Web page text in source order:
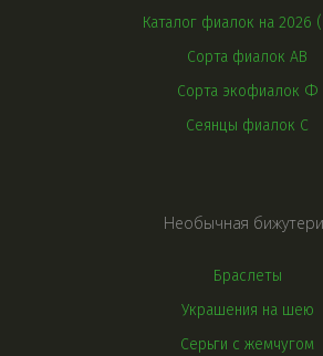
Каталог фиалок на 2026
Сорта фиалок АВ
Сорта экофиалок Ф
Сеянцы фиалок С
Необычная
Браслеты
Украшения на шею
Серьги с жемчугом